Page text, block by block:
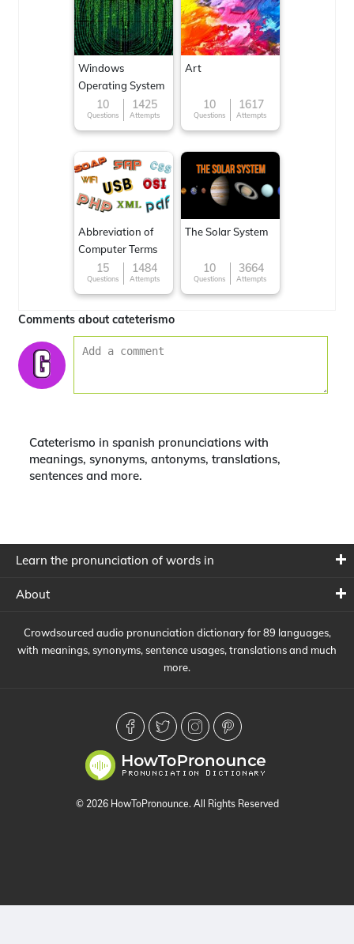
Windows
Operating System
10
Questions
1425
Attempts
Art
10
Questions
1617
Attempts
Abbreviation of
Computer Terms
15
Questions
1484
Attempts
The Solar System
10
Questions
3664
Attempts
Comments about cateterismo
Cateterismo in spanish pronunciations with
meanings, synonyms, antonyms, translations,
sentences and more.
Learn the pronunciation of words in
About
Crowdsourced audio pronunciation dictionary for 89 languages,
with meanings, synonyms, sentence usages, translations and much
more.
© 2026 HowToPronounce. All Rights Reserved